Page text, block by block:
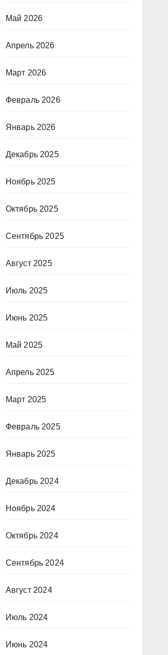
Май 2026
Апрель 2026
Март 2026
Февраль 2026
Январь 2026
Декабрь 2025
Ноябрь 2025
Октябрь 2025
Сентябрь 2025
Август 2025
Июль 2025
Июнь 2025
Май 2025
Апрель 2025
Март 2025
Февраль 2025
Январь 2025
Декабрь 2024
Ноябрь 2024
Октябрь 2024
Сентябрь 2024
Август 2024
Июль 2024
Июнь 2024